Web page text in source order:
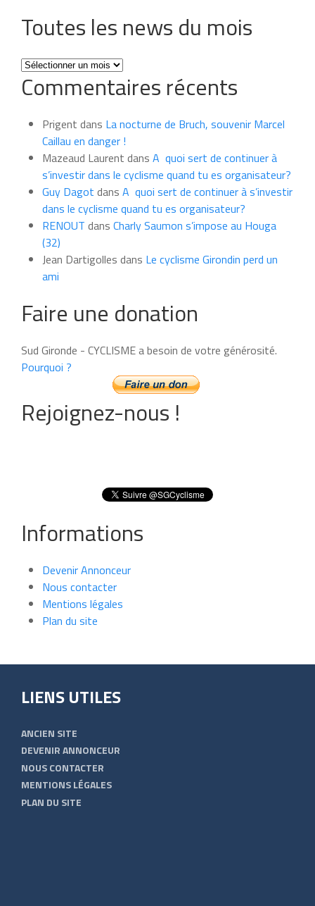
Toutes les news du mois
Toutes
les
news
mois
Commentaires récents
Prigent dans La nocturne de Bruch, souvenir Marcel
Caillau en danger !
Mazeaud Laurent dans A quoi sert de continuer à
s’investir dans le cyclisme quand tu es organisateur?
Guy Dagot dans A quoi sert de continuer à s’investir
dans le cyclisme quand tu es organisateur?
RENOUT dans Charly Saumon s’impose au Houga
(32)
Jean Dartigolles dans Le cyclisme Girondin perd un
ami
Faire une donation
Sud Gironde - CYCLISME a besoin de votre générosité.
Pourquoi ?
Rejoignez-nous !
Informations
Devenir Annonceur
Nous contacter
Mentions légales
Plan du site
LIENS UTILES
ANCIEN SITE
DEVENIR ANNONCEUR
NOUS CONTACTER
MENTIONS LÉGALES
PLAN DU SITE